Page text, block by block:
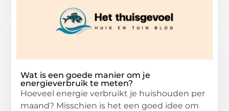
Wat is een goede manier om je
energieverbruik te meten?
Hoeveel energie verbruikt je huishouden per
maand? Misschien is het een goed idee om